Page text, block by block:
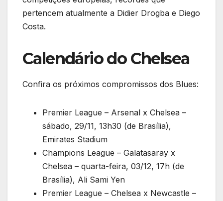
pertencem atualmente a Didier Drogba e Diego
Costa.
Calendário do Chelsea
Confira os próximos compromissos dos Blues:
Premier League – Arsenal x Chelsea –
sábado, 29/11, 13h30 (de Brasília),
Emirates Stadium
Champions League – Galatasaray x
Chelsea – quarta-feira, 03/12, 17h (de
Brasília), Ali Sami Yen
Premier League – Chelsea x Newcastle –